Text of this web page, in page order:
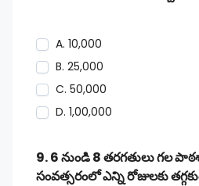
A. 10,000
B. 25,000
C. 50,000
D. 1,00,000
9. 6 నుండి 8 తరగతులు గల
సంవత్సరంలో ఎన్ని రోజులకు